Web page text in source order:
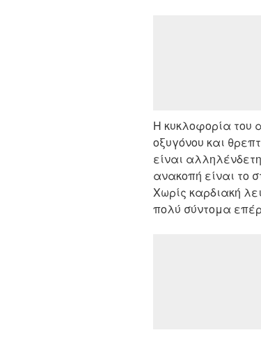
Η κυκλοφορία του
οξυγόνου και
είναι
ανακοπή είναι το
Χωρίς καρδιακή
πολύ σύντομα